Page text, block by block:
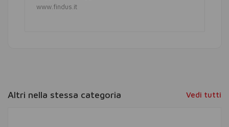
www.findus.it
Altri nella stessa categoria Vedi tutti